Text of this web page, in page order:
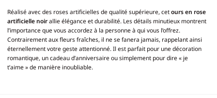
Réalisé avec des roses artificielles de qualité supérieure, cetours en rose
artificielle noirallie élégance et durabilité. Les détails minutieux montrent
l’importance que vous accordez à la personne à qui vous l’offrez.
Contrairement aux fleurs fraîches, il ne se fanera jamais, rappelant ainsi
éternellement votre geste attentionné. Il est parfait pour une décoration
romantique, un cadeau d’anniversaire ou simplement pour dire « je
t’aime » de manière inoubliable.